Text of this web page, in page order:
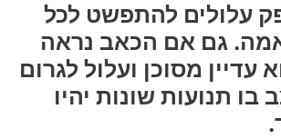
עלולים להתפשט לכל
גם אם הכאב נראה
עדיין מסוכן ועלול לגרום
בו תנועות שונות יהיו